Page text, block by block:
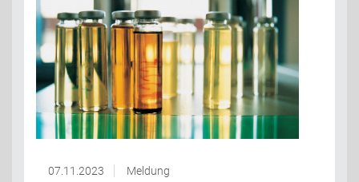
07.11.2023 Meldung